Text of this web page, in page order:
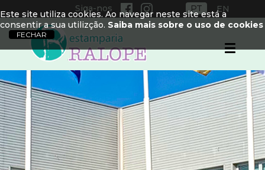
Siga-nos PT EN
Este site utiliza cookies. Ao navegar neste site está a
consentir a sua utilizção. Saiba mais sobre o uso de cookies